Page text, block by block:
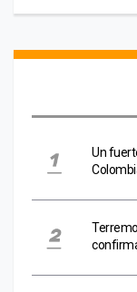
Un